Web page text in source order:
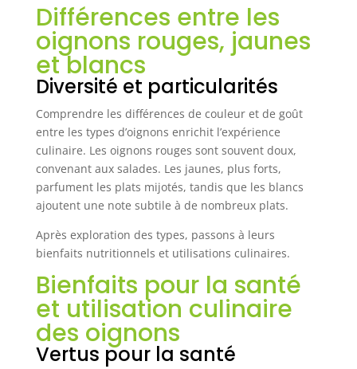
Différences entre les
oignons rouges, jaunes
et blancs
Diversité et particularités
Comprendre les différences de couleur et de goût
entre les types d’oignons enrichit l’expérience
culinaire. Les oignons rouges sont souvent doux,
convenant aux salades. Les jaunes, plus forts,
parfument les plats mijotés, tandis que les blancs
ajoutent une note subtile à de nombreux plats.
Après exploration des types, passons à leurs
bienfaits nutritionnels et utilisations culinaires.
Bienfaits pour la santé
et utilisation culinaire
des oignons
Vertus pour la santé